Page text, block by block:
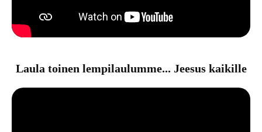
Laula toinen lempilaulumme... Jeesus kaikille